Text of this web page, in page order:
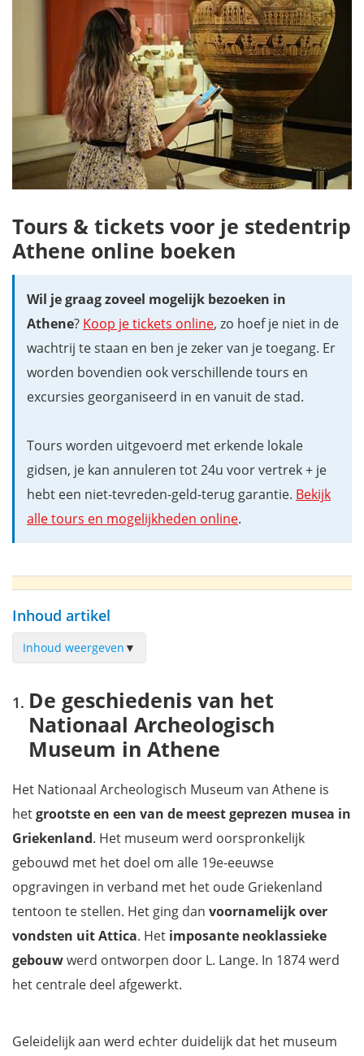
Tours & tickets voor je stedentrip
Athene online boeken
Wil je graag zoveel mogelijk bezoeken in
Athene? Koop je tickets online, zo hoef je niet in de
wachtrij te staan en ben je zeker van je toegang. Er
worden bovendien ook verschillende tours en
excursies georganiseerd in en vanuit de stad.
Tours worden uitgevoerd met erkende lokale
gidsen, je kan annuleren tot 24u voor vertrek + je
hebt een niet-tevreden-geld-terug garantie. Bekijk
alle tours en mogelijkheden online.
Inhoud artikel
Inhoud weergeven ▼
Athene
Het Nationaal Archeologisch Museum in Athene bezoeken
De verzameling Prehistorische Oudheden
De collectie vazen en miniatuurbeelden
Bewonder de bronscollectie
En de collectie Egyptische kunstvoorwerpen
Wat zijn de openingsuren van het Nationaal Archeologisch
Museum in Athene?
Hoe koop ik tickets voor het Nationaal Archeologisch Museum
in Athene?
Waar ligt het Nationaal Archeologisch Museum in Athene?
Mis niets met onze reisgids Griekenland
De geschiedenis van het
Nationaal Archeologisch
Museum in Athene
Het Nationaal Archeologisch Museum van Athene is
hetgrootste en een van de meest geprezen musea in
Griekenland. Het museum werd oorspronkelijk
gebouwd met het doel om alle 19e-eeuwse
opgravingen in verband met het oude Griekenland
tentoon te stellen. Het ging dan voornamelijk over
vondsten uit Attica. Het imposante neoklassieke
gebouwwerd ontworpen door L. Lange. In 1874 werd
het centrale deel afgewerkt.
Geleidelijk aan werd echter duidelijk dat het museum